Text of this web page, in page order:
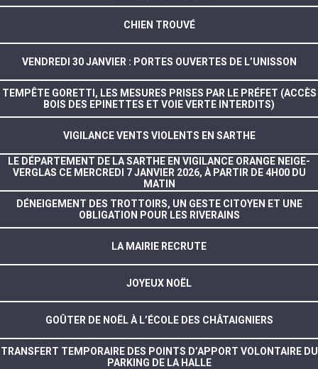
CHIEN TROUVÉ
VENDREDI 30 JANVIER : PORTES OUVERTES DE L’UNISSON
TEMPÊTE GORETTI, LES MESURES PRISES PAR LE PRÉFET (ACCÈS
BOIS DES EPINETTES ET VOIE VERTE INTERDITS)
VIGILANCE VENTS VIOLENTS EN SARTHE
LE DÉPARTEMENT DE LA SARTHE EN VIGILANCE ORANGE NEIGE-
VERGLAS CE MERCREDI 7 JANVIER 2026, À PARTIR DE 4H00 DU
MATIN
DÉNEIGEMENT DES TROTTOIRS, UN GESTE CITOYEN ET UNE
OBLIGATION POUR LES RIVERAINS
LA MAIRIE RECRUTE
JOYEUX NOËL
GOÛTER DE NOËL À L’ÉCOLE DES CHÂTAIGNIERS
TRANSFERT TEMPORAIRE DES POINTS D’APPORT VOLONTAIRE DU
PARKING DE LA HALLE